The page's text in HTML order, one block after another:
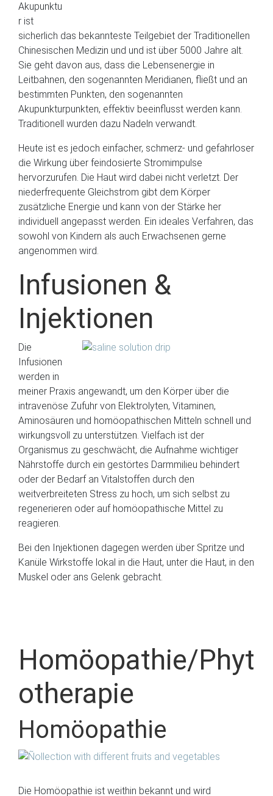
Akupunktu
r ist
sicherlich das bekannteste Teilgebiet der Traditionellen
Chinesischen Medizin und und ist über 5000 Jahre alt.
Sie geht davon aus, dass die Lebensenergie in
Leitbahnen, den sogenannten Meridianen, fließt und an
bestimmten Punkten, den sogenannten
Akupunkturpunkten, effektiv beeinflusst werden kann.
Traditionell wurden dazu Nadeln verwandt.
Heute ist es jedoch einfacher, schmerz- und gefahrloser
die Wirkung über feindosierte Stromimpulse
hervorzurufen. Die Haut wird dabei nicht verletzt. Der
niederfrequente Gleichstrom gibt dem Körper
zusätzliche Energie und kann von der Stärke her
individuell angepasst werden. Ein ideales Verfahren, das
sowohl von Kindern als auch Erwachsenen gerne
angenommen wird.
Infusionen &
Injektionen
Die
Infusionen
werden in
meiner Praxis angewandt, um den Körper über die
intravenöse Zufuhr von Elektrolyten, Vitaminen,
Aminosäuren und homöopathischen Mitteln schnell und
wirkungsvoll zu unterstützen. Vielfach ist der
Organismus zu geschwächt, die Aufnahme wichtiger
Nährstoffe durch ein gestörtes Darmmilieu behindert
oder der Bedarf an Vitalstoffen durch den
weitverbreiteten Stress zu hoch, um sich selbst zu
regenerieren oder auf homöopathische Mittel zu
reagieren.
Bei den Injektionen dagegen werden über Spritze und
Kanüle Wirkstoffe lokal in die Haut, unter die Haut, in den
Muskel oder ans Gelenk gebracht.
Homöopathie/Phyt
otherapie
Homöopathie
Die Homöopathie ist weithin bekannt und wird